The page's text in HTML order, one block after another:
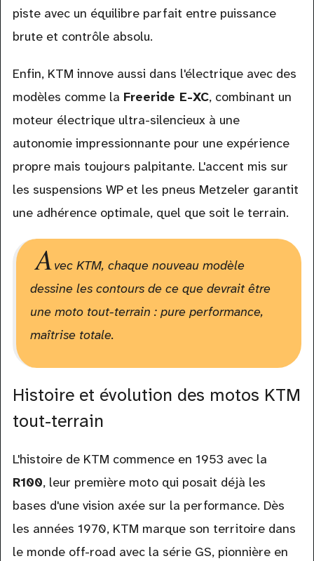
piste avec un équilibre parfait entre puissance
brute et contrôle absolu.
Enfin, KTM innove aussi dans l'électrique avec des
modèles comme la Freeride E-XC, combinant un
moteur électrique ultra-silencieux à une
autonomie impressionnante pour une expérience
propre mais toujours palpitante. L'accent mis sur
les suspensions WP et les pneus Metzeler garantit
une adhérence optimale, quel que soit le terrain.
Avec KTM, chaque nouveau modèle
dessine les contours de ce que devrait être
une moto tout-terrain : pure performance,
maîtrise totale.
Histoire et évolution des motos KTM
tout-terrain
L'histoire de KTM commence en 1953 avec la
R100, leur première moto qui posait déjà les
bases d'une vision axée sur la performance. Dès
les années 1970, KTM marque son territoire dans
le monde off-road avec la série GS, pionnière en